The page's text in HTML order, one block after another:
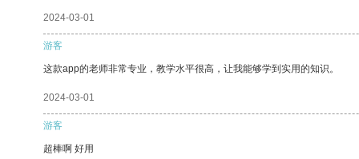
2024-03-01
游客
这款app的老师非常专业，教学水平很高，让我能够学到实用的知识。
2024-03-01
游客
超棒啊 好用